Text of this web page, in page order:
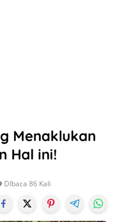
Menaklukan
Hal ini!
DIbaca 86 Kali